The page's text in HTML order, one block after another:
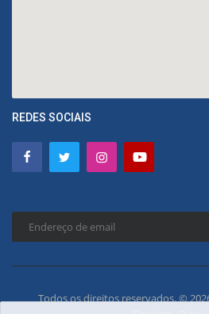
REDES SOCIAIS
Todos os direitos reservados. ©